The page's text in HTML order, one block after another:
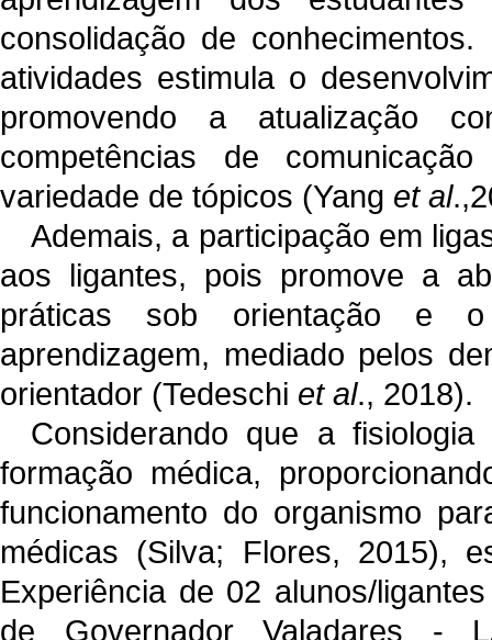
consolidação de
atividades estimula o
promovendo a atualização
competências de
variedade de tópicos (Yang et al
Ademais, a participação em
aos ligantes, pois promove a
práticas sob orientação e o
aprendizagem, mediado pelos
orientador (Tedeschi et al., 2018).
Considerando que a
formação médica,
funcionamento do organismo
médicas (Silva; Flores, 2015),
Experiência de 02 alunos/
de Governador Valadares -